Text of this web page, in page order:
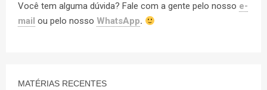
Você tem alguma dúvida? Fale com a gente pelo nosso e-
mail ou pelo nosso WhatsApp.
MATÉRIAS RECENTES